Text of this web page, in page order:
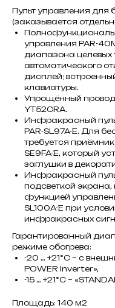
Пульт управления для
(заказывается
управления PAR-
диапазона целевых
автоматического
дисплей;
клавиатуры.
Упрощённый
YT52CRA.
Инфракрасный
PAR-SL97A-E. Для
требуется
SE9FA-E, который
заглушки в
Инфракрасный
подсветкой
функцией
SL100A-E при
инфракрасных
Гарантированный
режиме обогрева:
-20 … +21°C – с
POWER Inverter»,
-15 … +21°C –
Площадь: 140 м2